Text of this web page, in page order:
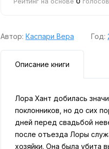
Автор: Каспари Вера Год:
Описание книги
Лора Хант добилась
поклонников, но до сих
дней перед свадьбой
после отъезда Лоры
хозяйки. Она была убита